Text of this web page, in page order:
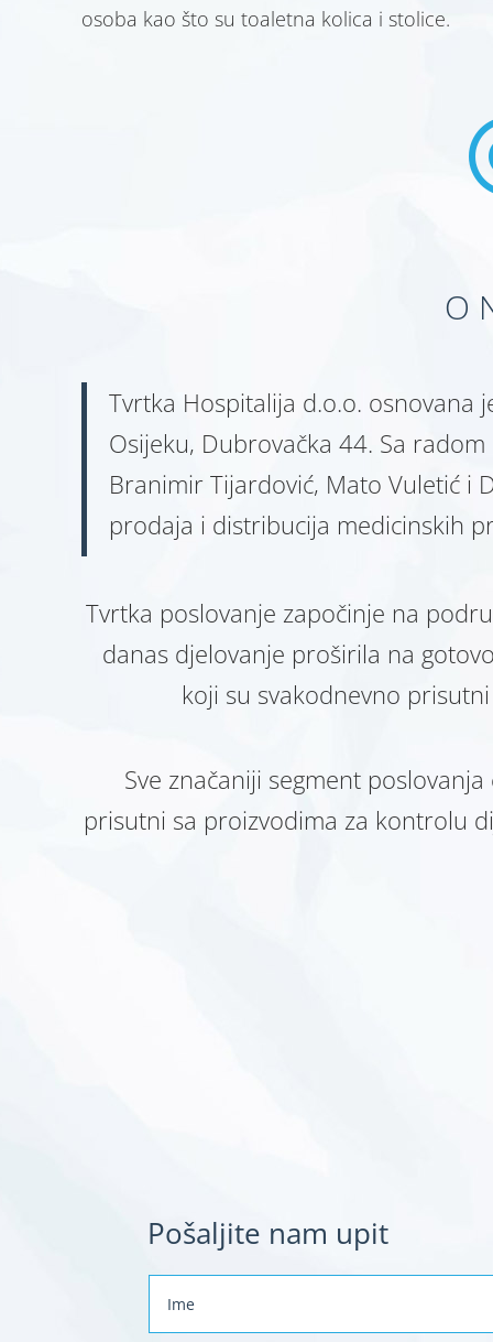
osoba kao što su toaletna kolica i stolice.
O
Tvrtka Hospitalija d.o.o. osnovana
Osijeku, Dubrovačka 44. Sa
Branimir Tijardović, Mato Vuletić i
prodaja i distribucija medicinskih
Tvrtka poslovanje započinje na
danas djelovanje proširila na
koji su svakodnevno
Sve značaniji segment
prisutni sa proizvodima za kontrolu
Pošaljite nam upit